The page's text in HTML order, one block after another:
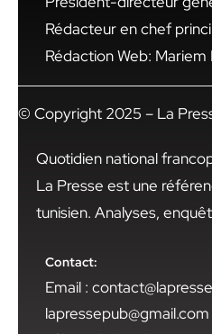
Rédacteur en chef
Rédaction Web: Mariem
© Copyright 2025 – La
Quotidien national
La Presse est une
tunisien. Analyses,
Contact:
Email :
lapressepub@gmail.com